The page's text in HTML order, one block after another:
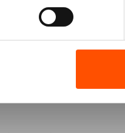
slang